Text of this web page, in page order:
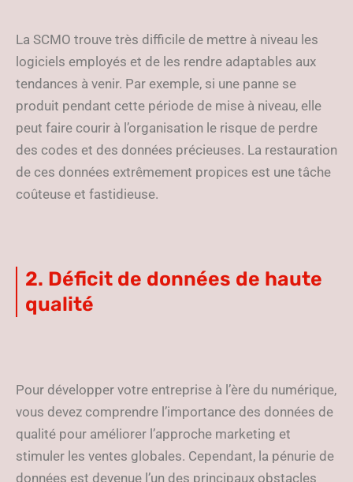
La SCMO trouve très difficile de mettre à niveau les
logiciels employés et de les rendre adaptables aux
tendances à venir. Par exemple, si une panne se
produit pendant cette période de mise à niveau, elle
peut faire courir à l’organisation le risque de perdre
des codes et des données précieuses. La restauration
de ces données extrêmement propices est une tâche
coûteuse et fastidieuse.
2. Déficit de données de haute
qualité
Pour développer votre entreprise à l’ère du numérique,
vous devez comprendre l’importance des données de
qualité pour améliorer l’approche marketing et
stimuler les ventes globales. Cependant, la pénurie de
données est devenue l’un des principaux obstacles